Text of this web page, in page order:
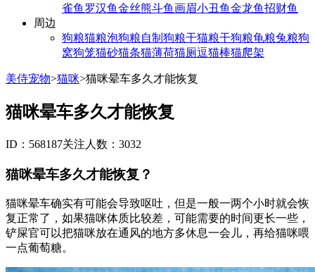
雀鱼 罗汉鱼金丝熊斗鱼画眉小丑鱼金龙鱼招财鱼
周边
狗粮猫粮泡狗粮自制狗粮干猫粮干狗粮龟粮兔粮狗
窝狗笼猫砂猫条猫薄荷猫厕逗猫棒猫爬架
美侍宠物>猫咪>猫咪晕车多久才能恢复
猫咪晕车多久才能恢复
ID：568187关注人数：3032
猫咪晕车多久才能恢复？
猫咪晕车确实有可能会导致呕吐，但是一般一两个小时就会恢
复正常了，如果猫咪体质比较差，可能需要的时间更长一些，
铲屎官可以把猫咪放在通风的地方多休息一会儿，再给猫咪喂
一点葡萄糖。